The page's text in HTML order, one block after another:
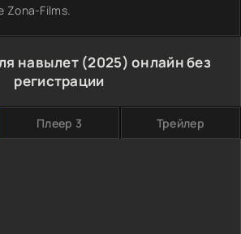
Zona-Films.
навылет (2025) онлайн без
регистрации
Плеер 3 Трейлер